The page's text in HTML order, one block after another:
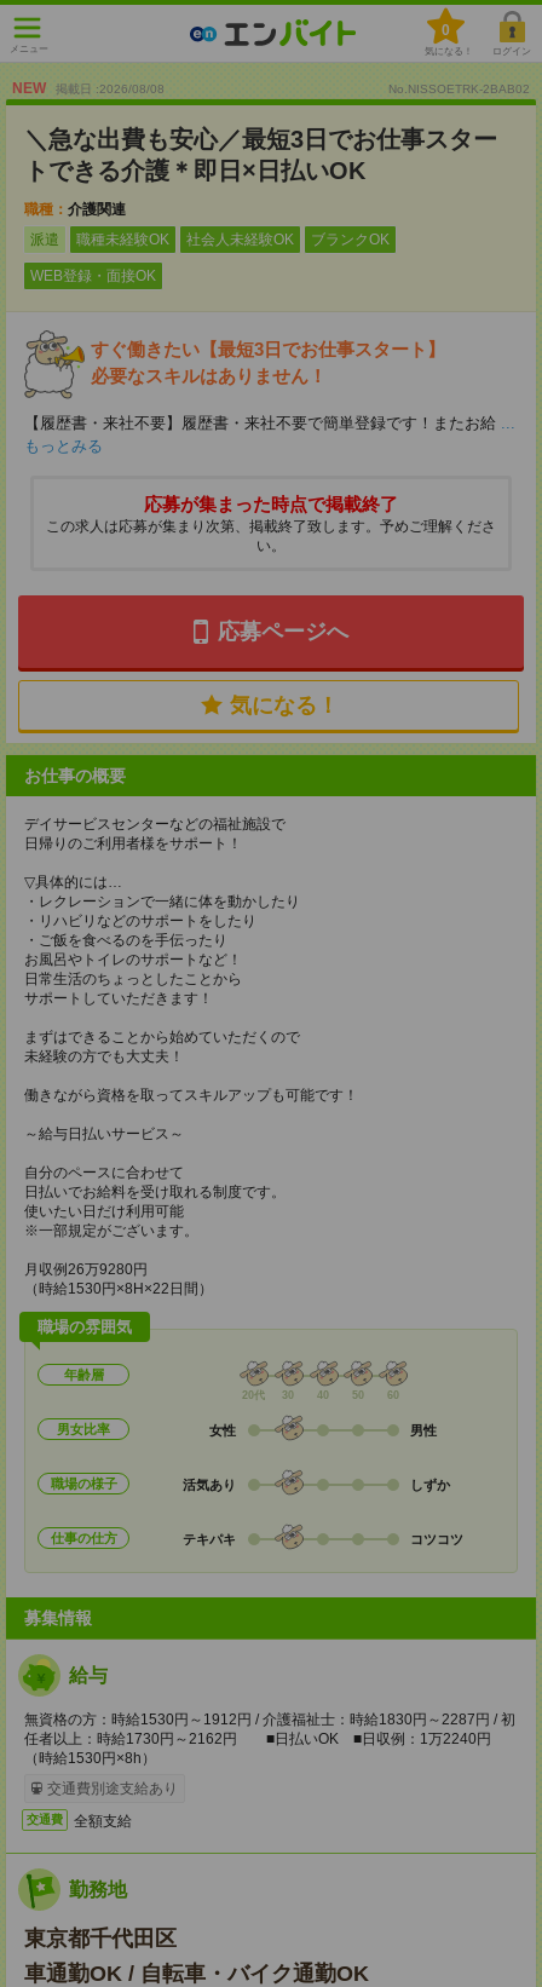
メニュー
0
気になる！ ログイン
NEW 掲載日 :2026/08/08 No.NISSOETRK-2BAB02
＼急な出費も安心／最短3日でお仕事スター
トできる介護＊即日×日払いOK
職種： 介護関連
派遣
職種未経験OK 社会人未経験OK ブランクOK
WEB登録・面接OK
すぐ働きたい【最短3日でお仕事スタート】
必要なスキルはありません！
【履歴書・来社不要】履歴書・来社不要で簡単登録です！またお給 ...
もっとみる
応募が集まった時点で掲載終了
この求人は応募が集まり次第、掲載終了致します。予めご理解くださ
い。
応募ページへ
気になる！
お仕事の概要
デイサービスセンターなどの福祉施設で
日帰りのご利用者様をサポート！
▽具体的には…
・レクレーションで一緒に体を動かしたり
・リハビリなどのサポートをしたり
・ご飯を食べるのを手伝ったり
お風呂やトイレのサポートなど！
日常生活のちょっとしたことから
サポートしていただきます！
まずはできることから始めていただくので
未経験の方でも大丈夫！
働きながら資格を取ってスキルアップも可能です！
～給与日払いサービス～
自分のペースに合わせて
日払いでお給料を受け取れる制度です。
使いたい日だけ利用可能
※一部規定がございます。
月収例26万9280円
（時給1530円×8H×22日間）
職場の雰囲気
年齢層
20代 30 40 50 60
男女比率 女性 男性
職場の様子 活気あり しずか
仕事の仕方 テキパキ コツコツ
募集情報
給与
無資格の方：時給1530円～1912円 / 介護福祉士：時給1830円～2287円 / 初
任者以上：時給1730円～2162円 ■日払いOK ■日収例：1万2240円
（時給1530円×8h）
交通費別途支給あり
交通費 全額支給
勤務地
東京都千代田区
車通勤OK / 自転車・バイク通勤OK